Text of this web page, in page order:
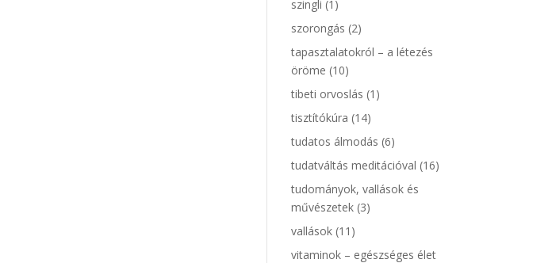
szingli (1)
szorongás (2)
tapasztalatokról – a létezés
öröme (10)
tibeti orvoslás (1)
tisztítókúra (14)
tudatos álmodás (6)
tudatváltás meditációval (16)
tudományok, vallások és
művészetek (3)
vallások (11)
vitaminok – egészséges élet